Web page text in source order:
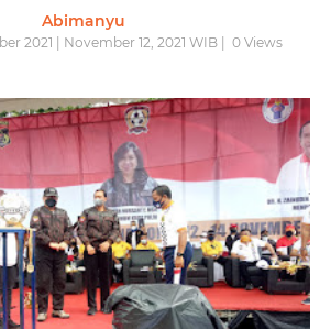
Abimanyu
2021 | November 12, 2021 WIB | 0 Views